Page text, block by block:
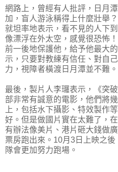
網路上，曾經有人批評，日月
加，盲人游泳稱得上什麼壯舉
就坦率地表示，看不見的人下
像漂浮在外太空，感覺很恐怖
前一後地保護他，給予他最大
示，只要對教練有信任、對自
力，視障者橫渡日月潭並不難。
最後，製片人李㼈表示，《突
部非常有誠意的電影，他們將
上，包括水下攝影、特效製作
好。但是做國片實在太難了，
有辦法像美片、港片砸大錢做
票房跑出來。10月3日上映之
隊會更加努力跑場。